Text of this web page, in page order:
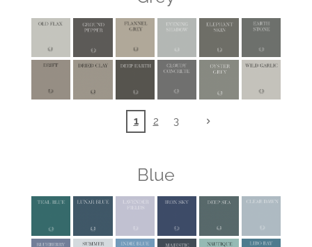
1 2 3
Blue